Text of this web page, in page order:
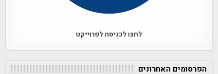
לחצו לכניסה לפרוייקט
הפרסומים האחרונים